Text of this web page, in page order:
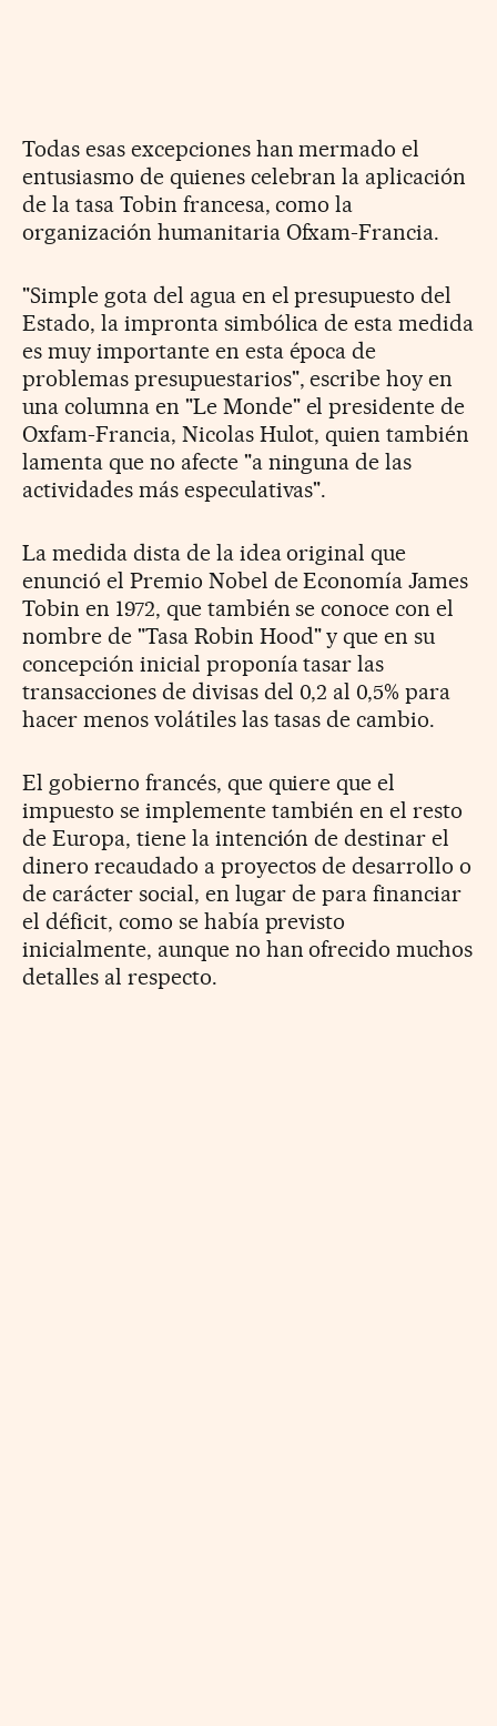
Todas esas excepciones han mermado el
entusiasmo de quienes celebran la aplicación
de la tasa Tobin francesa, como la
organización humanitaria Ofxam-Francia.
"Simple gota del agua en el presupuesto del
Estado, la impronta simbólica de esta medida
es muy importante en esta época de
problemas presupuestarios", escribe hoy en
una columna en "Le Monde" el presidente de
Oxfam-Francia, Nicolas Hulot, quien también
lamenta que no afecte "a ninguna de las
actividades más especulativas".
La medida dista de la idea original que
enunció el Premio Nobel de Economía James
Tobin en 1972, que también se conoce con el
nombre de "Tasa Robin Hood" y que en su
concepción inicial proponía tasar las
transacciones de divisas del 0,2 al 0,5% para
hacer menos volátiles las tasas de cambio.
El gobierno francés, que quiere que el
impuesto se implemente también en el resto
de Europa, tiene la intención de destinar el
dinero recaudado a proyectos de desarrollo o
de carácter social, en lugar de para financiar
el déficit, como se había previsto
inicialmente, aunque no han ofrecido muchos
detalles al respecto.